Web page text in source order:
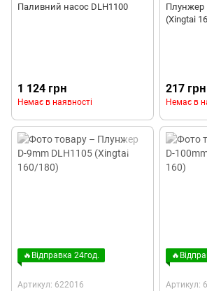
Паливний насос DLH1100
1 124 грн
Немає в наявності
Плунжер
(Xingtai
217 грн
Немає в
🔥Відправка 24год.
Артикул: 622016 Артикул: